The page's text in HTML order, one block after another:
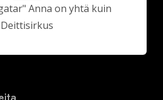
Anna on yhtä kuin
Deittisirkus